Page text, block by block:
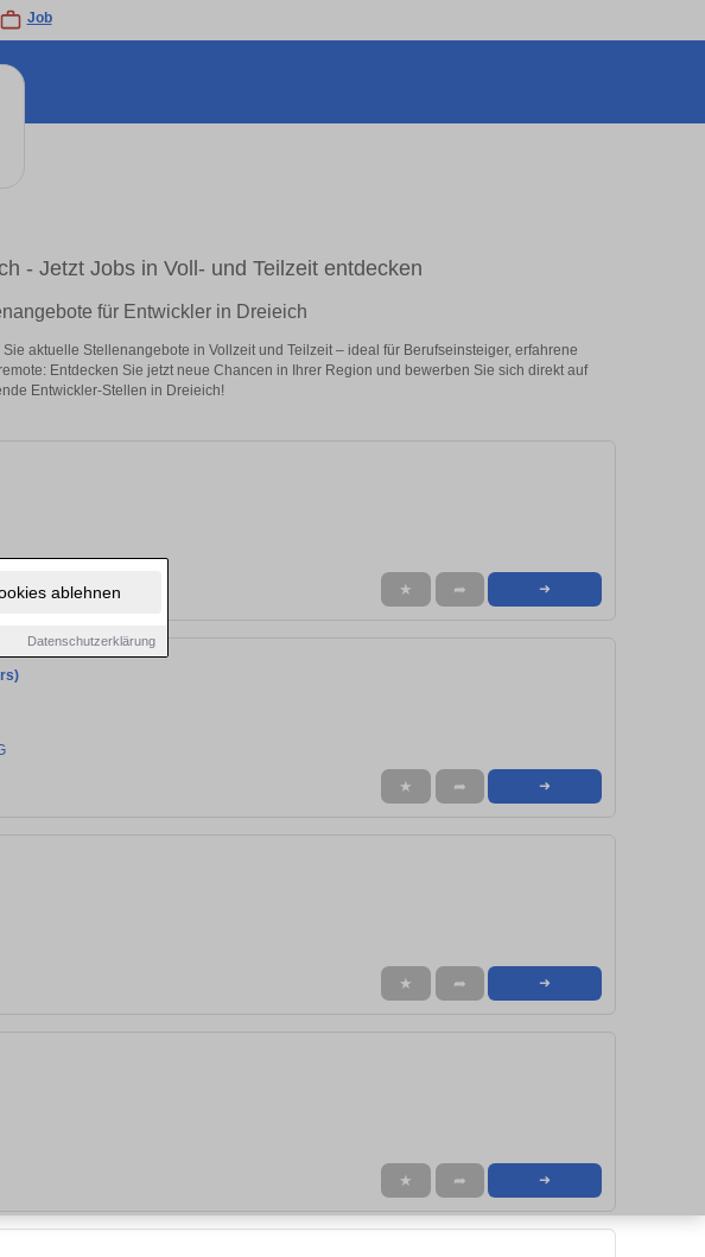
ablehnen
Datenschutzerklärung
Job
- Jetzt Jobs in Voll- und Teilzeit entdecken
für Entwickler in Dreieich
aktuelle Stellenangebote in Vollzeit und Teilzeit – ideal für Berufseinsteiger, erfahrene
Entdecken Sie jetzt neue Chancen in Ihrer Region und bewerben Sie sich direkt auf
Entwickler-Stellen in Dreieich!
★ ➦ ➜
★ ➦ ➜
★ ➦ ➜
★ ➦ ➜